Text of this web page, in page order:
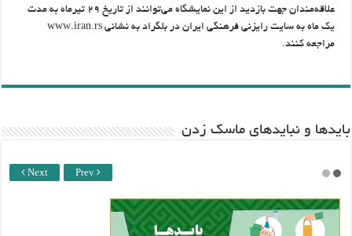
علاقه‌مندان جهت بازدید از این نمایشگاه می‌توانند از تاریخ ۲۹ تیرماه به مدت
یک ماه به سایت رایزنی فرهنگی ایران در بلگراد به نشانی www.iran.rs
مراجعه کنند.
باید‌ها و نبایدهای ماسک زدن
Next Prev